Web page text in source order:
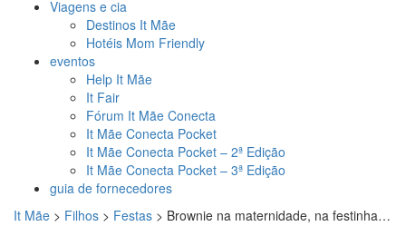
Viagens e cia
Destinos It Mãe
Hotéis Mom Friendly
eventos
Help It Mãe
It Fair
Fórum It Mãe Conecta
It Mãe Conecta Pocket
It Mãe Conecta Pocket – 2ª Edição
It Mãe Conecta Pocket – 3ª Edição
guia de fornecedores
It Mãe > Filhos > Festas > Brownie na maternidade, na festinha…